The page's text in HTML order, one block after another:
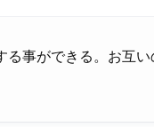
る事ができる。お互い